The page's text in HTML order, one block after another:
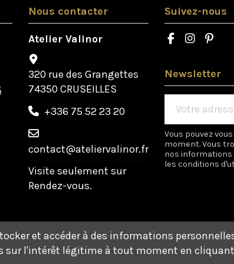
Nous contacter
Atelier Valinor
320 rue des Grangettes
74350 CRUSEILLES
+336 75 52 23 20
contact@ateliervalinor.fr
Visite seulement sur
Rendez-vous.
Suivez-nous
Newsletter
Vous pouvez
moment. Vous
nos
les conditions
et accéder à des informations
l'intérêt légitime à tout moment en